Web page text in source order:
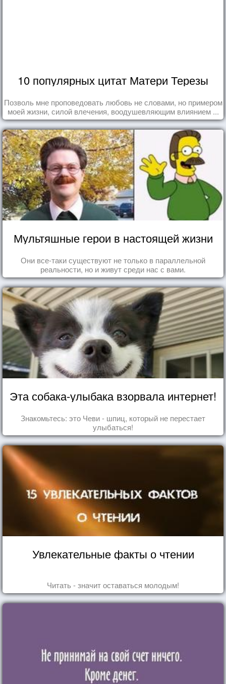
10 популярных цитат Матери Терезы
Позволь мне проповедовать любовь не словами, но примером
моей жизни, силой влечения, воодушевляющим влиянием ...
Мультяшные герои в настоящей жизни
Они все-таки существуют не только в параллельной
реальности, но и живут среди нас с вами.
Эта собака-улыбака взорвала интернет!
Знакомьтесь: это Чеви - шпиц, который не перестает
улыбаться!
Увлекательные факты о чтении
Читать - значит оставаться молодым!